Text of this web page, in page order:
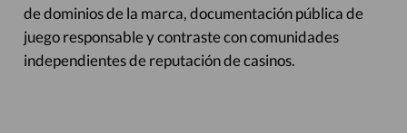
de dominios de la marca, documentación pública de
juego responsable y contraste con comunidades
independientes de reputación de casinos.